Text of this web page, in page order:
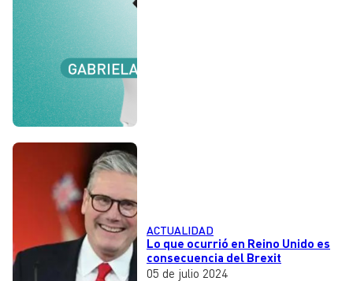
ACTUALIDAD
Lo que ocurrió en Reino Unido es
consecuencia del Brexit
05 de julio 2024